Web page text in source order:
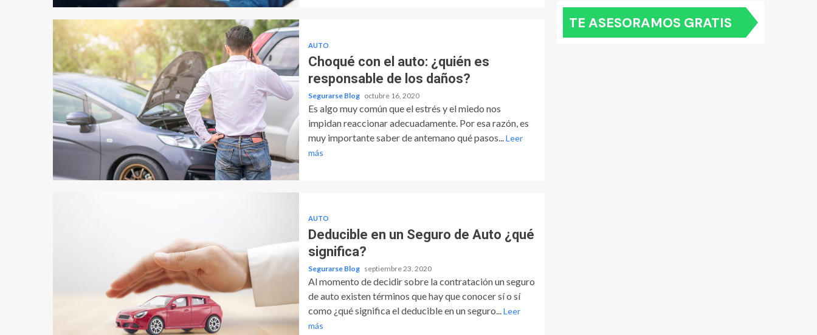
AUTO
Choqué con el auto: ¿quién es
responsable de los daños?
Segurarse Blog octubre 16, 2020
Es algo muy común que el estrés y el miedo nos
impidan reaccionar adecuadamente. Por esa razón, es
muy importante saber de antemano qué pasos... Leer
más
AUTO
Deducible en un Seguro de Auto ¿qué
significa?
Segurarse Blog septiembre 23, 2020
Al momento de decidir sobre la contratación un seguro
de auto existen términos que hay que conocer sí o sí
como ¿qué significa el deducible en un seguro... Leer
más
TE ASESORAMOS GRATIS